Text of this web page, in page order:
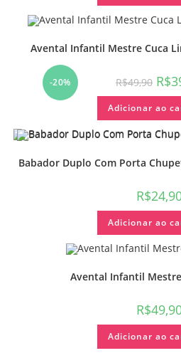
-20%
Avental Infantil Mestre Cuca
R$49,90 R$
Adicionar ao
Babador Duplo Com Porta
R$
Adicionar ao
Avental Infantil
R$
Adicionar ao